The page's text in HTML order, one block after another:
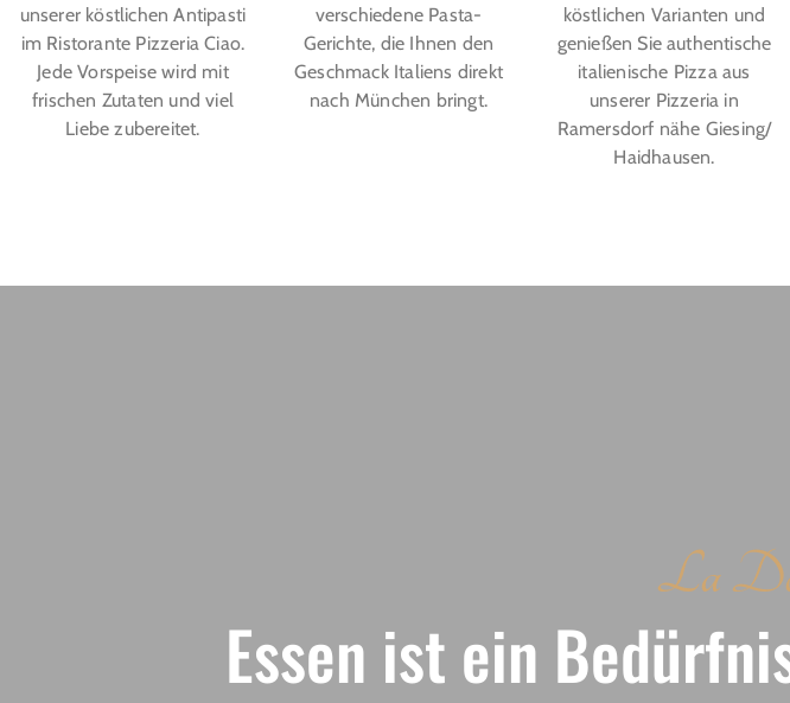
unserer köstlichen Antipasti
im Ristorante Pizzeria Ciao.
Jede Vorspeise wird mit
frischen Zutaten und viel
Liebe zubereitet.
verschiedene Pasta-
Gerichte, die Ihnen den
Geschmack Italiens direkt
nach München bringt.
köstlichen Varianten und
genießen Sie authentische
italienische Pizza aus
unserer Pizzeria in
Ramersdorf nähe Giesing/
Haidhausen.
La
Essen ist ein